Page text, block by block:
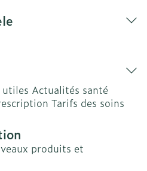
utiles Actualités santé
Tarifs des soins
produits et